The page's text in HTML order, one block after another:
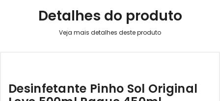
Detalhes do produto
Desinfetante Pinho Sol Original